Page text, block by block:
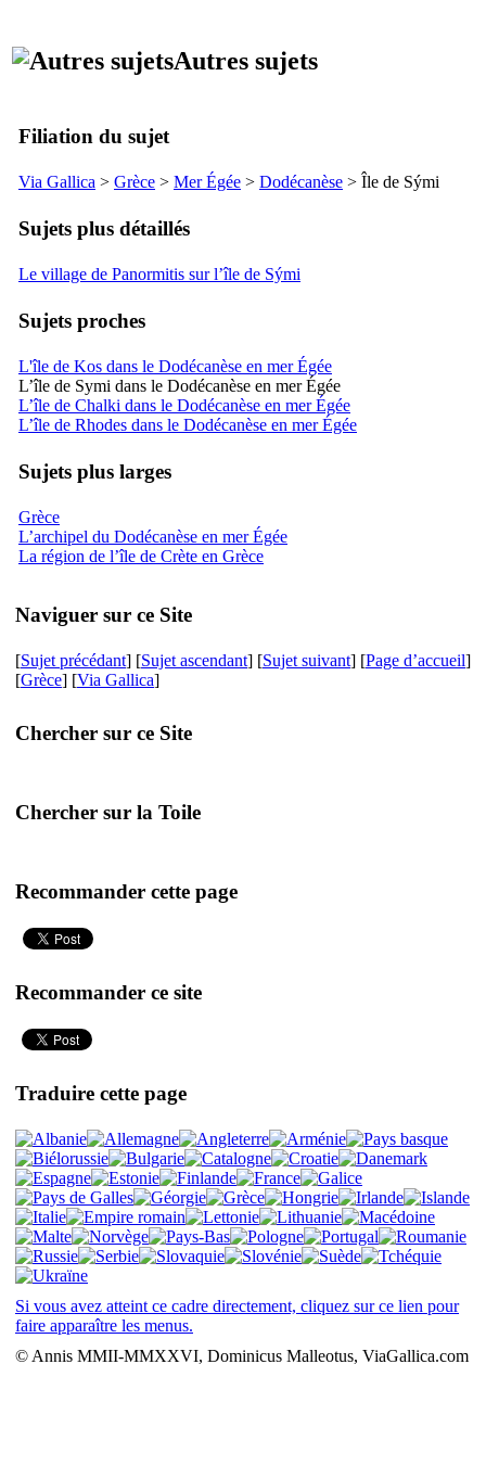
Autres sujets
Filiation du sujet
Via Gallica > Grèce > Mer Égée > Dodécanèse > Île de Sými
Sujets plus détaillés
Le village de Panormitis sur l’île de Sými
Sujets proches
L'île de Kos dans le Dodécanèse en mer Égée
L’île de Symi dans le Dodécanèse en mer Égée
L’île de Chalki dans le Dodécanèse en mer Égée
L’île de Rhodes dans le Dodécanèse en mer Égée
Sujets plus larges
Grèce
L’archipel du Dodécanèse en mer Égée
La région de l’île de Crète en Grèce
Naviguer sur ce Site
[Sujet précédant] [Sujet ascendant] [Sujet suivant] [Page d’accueil]
[Grèce] [Via Gallica]
Chercher sur ce Site
Chercher sur la Toile
Recommander cette page
Recommander ce site
Traduire cette page
Si vous avez atteint ce cadre directement, cliquez sur ce lien pour
faire apparaître les menus.
© Annis MMII-MMXXVI, Dominicus Malleotus, ViaGallica.com